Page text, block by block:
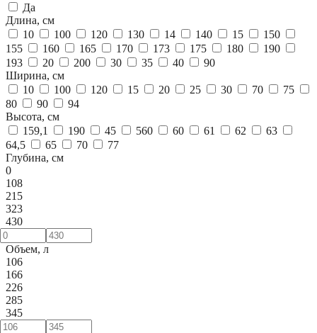
Да
Длина, см
10
100 120 130 14 140 15
150
155
160 165 170 173 175 180
190
193
20 200 30 35 40
90
Ширина, см
10
100 120 15 20 25 30 70
75
80
90
94
Высота, см
159,1
190 45 560 60 61 62
63
64,5
65 70
77
Глубина, см
0
108
215
323
430
Объем, л
106
166
226
285
345